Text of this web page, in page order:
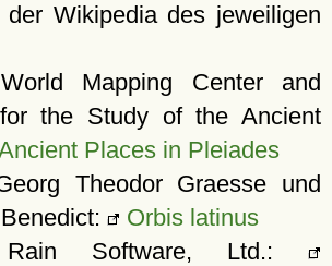
Wikipedia des jeweiligen
Mapping Center and
the Study of the Ancient
Places in Pleiades
Theodor Graesse und
Orbis latinus
Rain Software, Ltd.: